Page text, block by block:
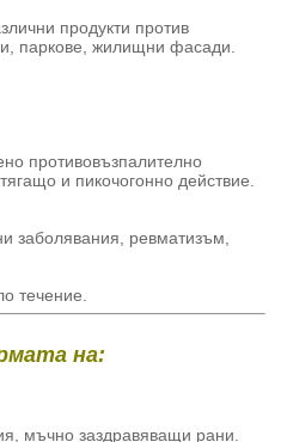
продукти против
паркове, жилищни фасади.
противовъзпалително
и пикочогонно действие.
заболявания, ревматизъм,
течение.
на:
мъчно заздравяващи рани.